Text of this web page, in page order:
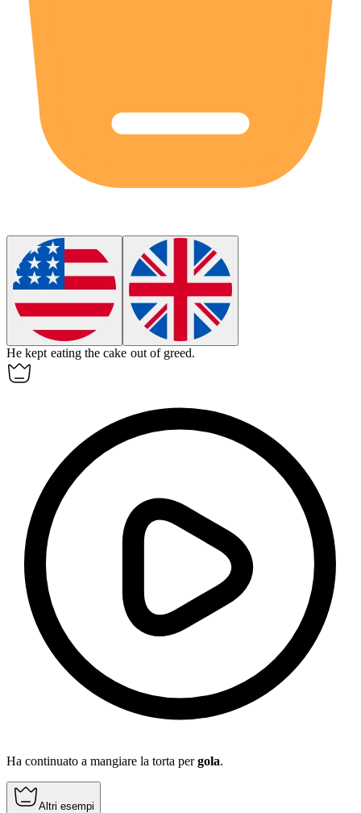
He kept eating the cake out of greed.
Ha continuato a mangiare la torta pergola.
Altri esempi